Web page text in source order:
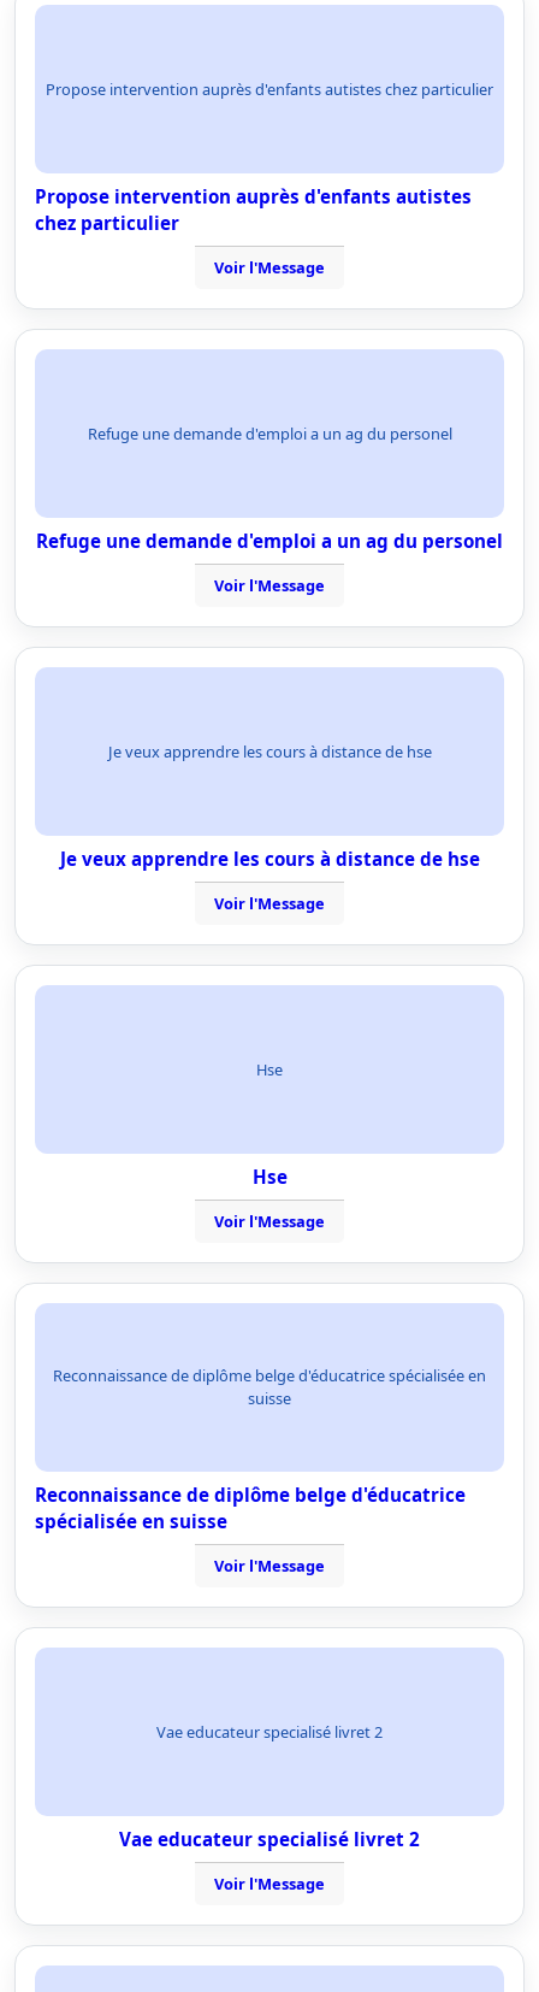
Propose intervention auprès d'enfants autistes chez particulier
Propose intervention auprès d'enfants autistes
chez particulier
Voir l'Message
Refuge une demande d'emploi a un ag du personel
Refuge une demande d'emploi a un ag du personel
Voir l'Message
Je veux apprendre les cours à distance de hse
Je veux apprendre les cours à distance de hse
Voir l'Message
Hse
Hse
Voir l'Message
Reconnaissance de diplôme belge d'éducatrice spécialisée en
suisse
Reconnaissance de diplôme belge d'éducatrice
spécialisée en suisse
Voir l'Message
Vae educateur specialisé livret 2
Vae educateur specialisé livret 2
Voir l'Message